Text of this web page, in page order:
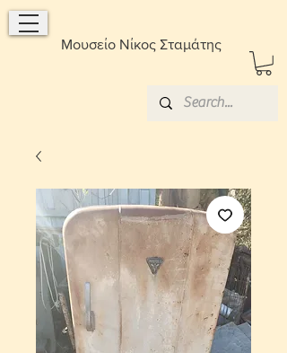
Μουσείο Νίκος Σταμάτης